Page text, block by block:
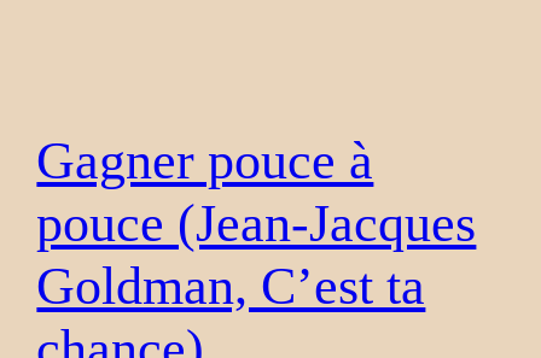
Gagner pouce à
pouce (Jean-Jacques
Goldman, C’est ta